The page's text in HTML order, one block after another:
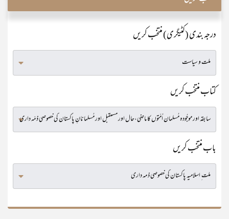
درجہ بندی (کٹیگری) منتخب کریں
کتاب منتخب کریں
باب منتخب کریں